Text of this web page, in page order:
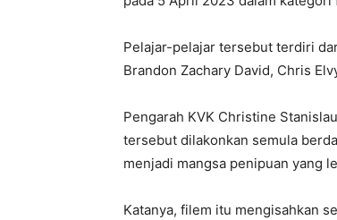
Pelajar-pelajar tersebut terdiri
Brandon Zachary David, Chris
Pengarah KVK Christine
tersebut dilakonkan semula
menjadi mangsa penipuan yang
Katanya, filem itu mengisahkan